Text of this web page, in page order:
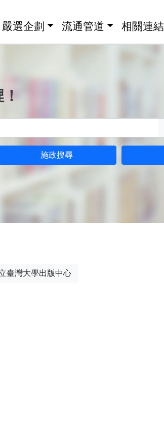
嚴選企劃 流通管道 相關連結
施政搜尋
臺灣大學出版中心